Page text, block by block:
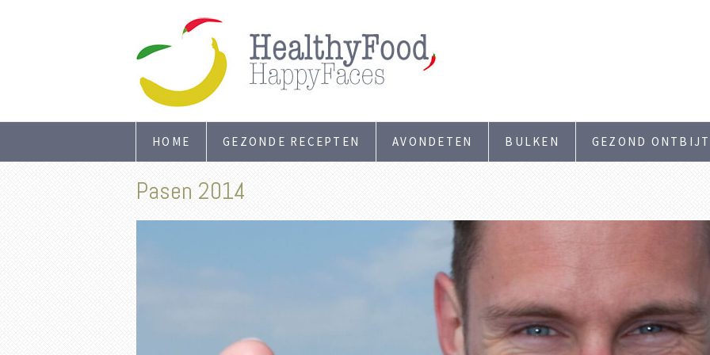
HOME GEZONDE RECEPTEN AVONDETEN BULKEN GEZOND ONTBIJT
Pasen 2014